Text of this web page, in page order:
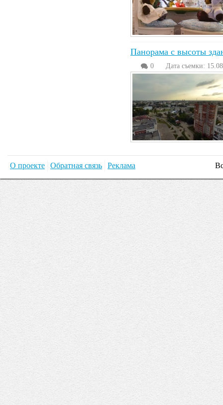
Панорама с высоты
0 Дата съемки:
О проекте Обратная связь Реклама